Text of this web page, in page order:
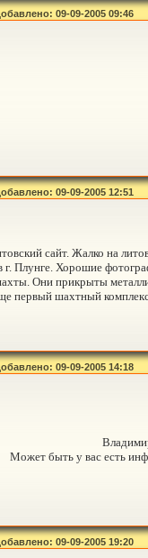
09-09-2005 09:46
09-09-2005 12:51
сайт. Жалко на
г. Плунге. Хорошие
Они прикрыты
первый шахтный
09-09-2005 14:18
Может быть у вас есть
09-09-2005 19:20